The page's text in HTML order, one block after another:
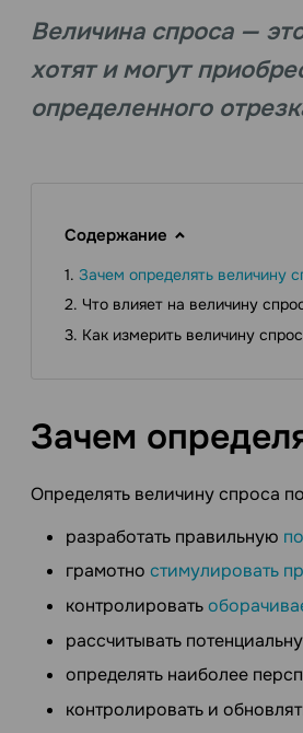
Величина спроса —
хотят и могут
определенного
Содержание
Зачем определять величину
Что влияет на величину
Как измерить величину
Зачем
Определять величину спроса
разработать правильную
грамотно стимулировать
контролировать
рассчитывать
определять наиболее
контролировать и